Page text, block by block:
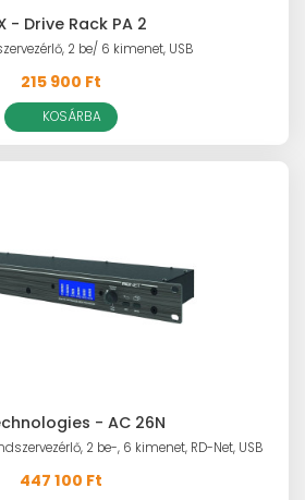
- Drive Rack PA 2
2 be/ 6 kimenet, USB
215 900 Ft
KOSÁRBA
- AC 26N
2 be-, 6 kimenet, RD-Net, USB
447 100 Ft